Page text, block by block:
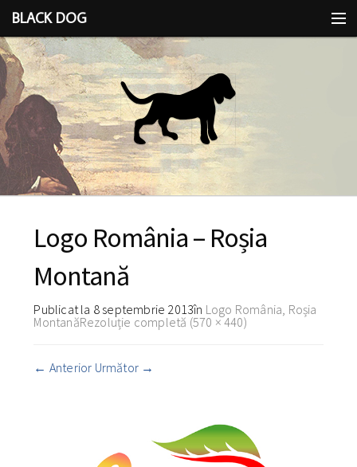
BLACK DOG
IDEEA
CU LIMBA SCOASĂ
Logo România – Roșia
Montană
Publicat la 8 septembrie 2013în Logo România, Roșia
MontanăRezoluție completă (570 × 440)
← Anterior Următor →